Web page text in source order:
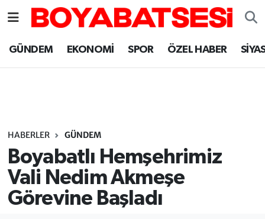
GÜNDEM EKONOMİ SPOR ÖZEL HABER
HABERLER GÜNDEM
Boyabatlı Hemşehrimiz
Vali Nedim Akmeşe
Görevine Başladı
Sinop Nöbetçi Eczaneler
Sinop Trafik Yoğunluk Haritası
Süper Lig Puan Durumu ve Fikstür
Tüm Manşetler